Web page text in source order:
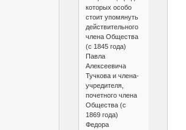
которых особо
стоит упомянуть
действительного
члена Общества
(с 1845 года)
Павла
Алексеевича
Тучкова и члена-
учредителя,
почетного члена
Общества (с
1869 года)
Федора